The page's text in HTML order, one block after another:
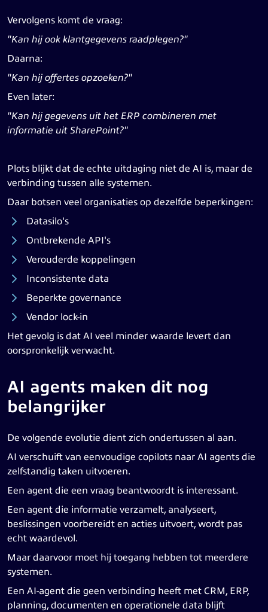
Vervolgens komt de vraag:
"Kan hij ook klantgegevens raadplegen?"
Daarna:
"Kan hij offertes opzoeken?"
Even later:
"Kan hij gegevens uit het ERP combineren met
informatie uit SharePoint?"
Plots blijkt dat de echte uitdaging niet de AI is, maar de
verbinding tussen alle systemen.
Daar botsen veel organisaties op dezelfde beperkingen:
Datasilo's
Ontbrekende API's
Verouderde koppelingen
Inconsistente data
Beperkte governance
Vendor lock-in
Het gevolg is dat AI veel minder waarde levert dan
oorspronkelijk verwacht.
AI agents maken dit nog
belangrijker
De volgende evolutie dient zich ondertussen al aan.
AI verschuift van eenvoudige copilots naar AI agents die
zelfstandig taken uitvoeren.
Een agent die een vraag beantwoordt is interessant.
Een agent die informatie verzamelt, analyseert,
beslissingen voorbereidt en acties uitvoert, wordt pas
echt waardevol.
Maar daarvoor moet hij toegang hebben tot meerdere
systemen.
Een AI-agent die geen verbinding heeft met CRM, ERP,
planning, documenten en operationele data blijft